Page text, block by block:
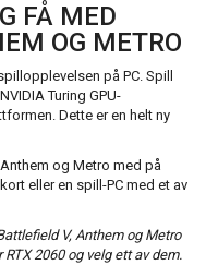
FÅ MED
OG METRO
på PC. Spill
Turing GPU-
Dette er en helt ny
og Metro med på
eller en spill-PC med et av
V, Anthem og Metro
2060 og velg ett av dem.